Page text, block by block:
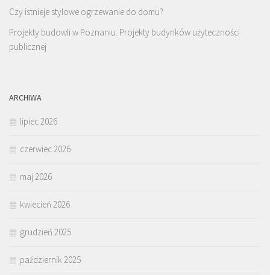
Czy istnieje stylowe ogrzewanie do domu?
Projekty budowli w Poznaniu. Projekty budynków użyteczności
publicznej
ARCHIWA
lipiec 2026
czerwiec 2026
maj 2026
kwiecień 2026
grudzień 2025
październik 2025